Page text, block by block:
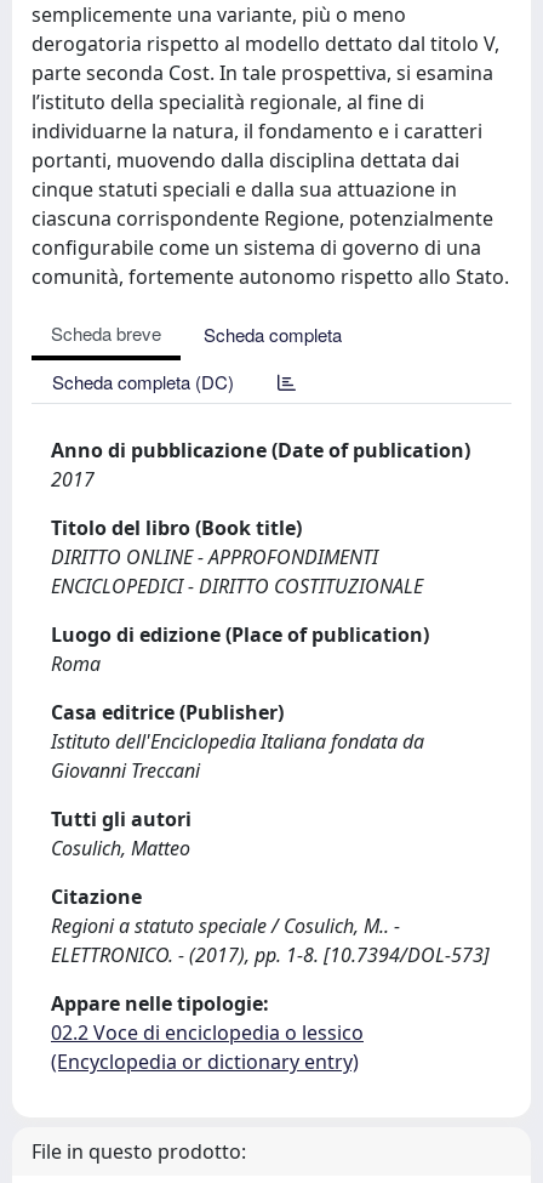
semplicemente una variante, più o meno
derogatoria rispetto al modello dettato dal titolo V,
parte seconda Cost. In tale prospettiva, si esamina
l’istituto della specialità regionale, al fine di
individuarne la natura, il fondamento e i caratteri
portanti, muovendo dalla disciplina dettata dai
cinque statuti speciali e dalla sua attuazione in
ciascuna corrispondente Regione, potenzialmente
configurabile come un sistema di governo di una
comunità, fortemente autonomo rispetto allo Stato.
Scheda breve
Scheda completa
Scheda completa (DC)
Anno di pubblicazione (Date of publication)
2017
Titolo del libro (Book title)
DIRITTO ONLINE - APPROFONDIMENTI
ENCICLOPEDICI - DIRITTO COSTITUZIONALE
Luogo di edizione (Place of publication)
Roma
Casa editrice (Publisher)
Istituto dell'Enciclopedia Italiana fondata da
Giovanni Treccani
Tutti gli autori
Cosulich, Matteo
Citazione
Regioni a statuto speciale / Cosulich, M.. -
ELETTRONICO. - (2017), pp. 1-8. [10.7394/DOL-573]
Appare nelle tipologie:
02.2 Voce di enciclopedia o lessico
(Encyclopedia or dictionary entry)
File in questo prodotto: